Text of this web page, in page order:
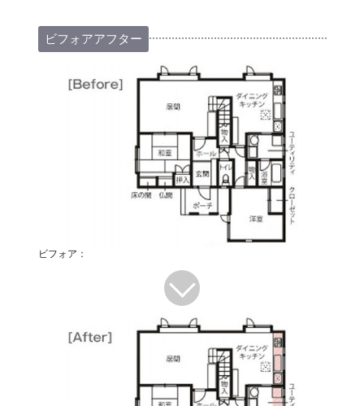
ビフォアアフター
ビフォア：